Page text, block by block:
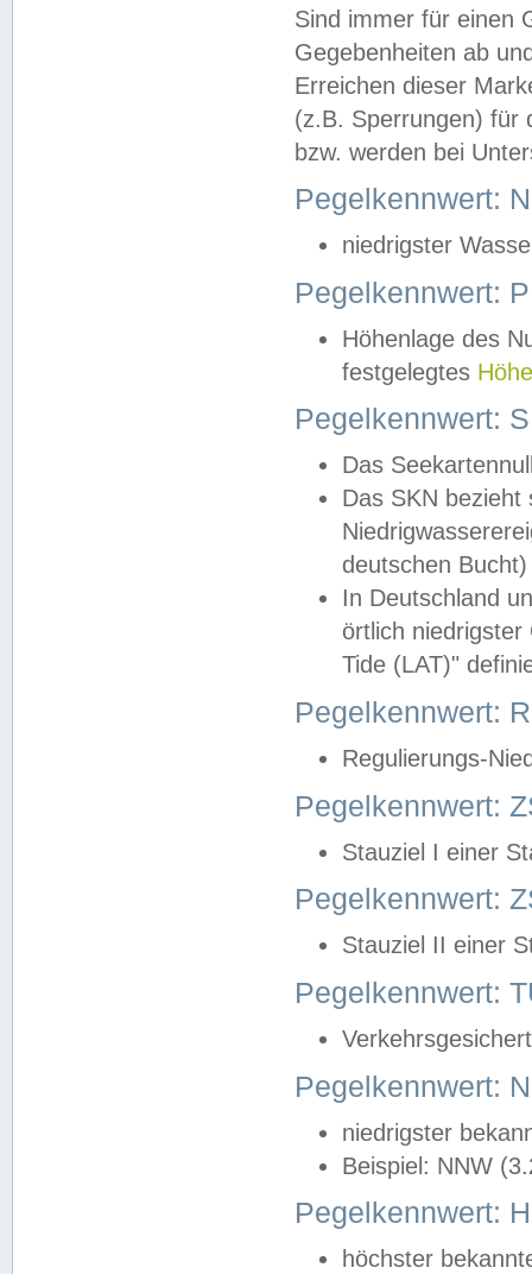
Sind immer für einen
Gegebenheiten ab
Erreichen dieser
(z.B. Sperrungen) für
bzw. werden bei
Pegelkennwert:
niedrigster
Pegelkennwert:
Höhenlage des
festgelegtes
Pegelkennwert:
Das
Das SKN
deutschen
In Deutschland
örtlich
Tide (LAT)"
Pegelkennwert:
Regulierungs-
Pegelkennwert:
Stauziel I einer
Pegelkennwert:
Stauziel II einer
Pegelkennwert:
Pegelkennwert:
niedrigster
Beispiel: NNW
Pegelkennwert:
höchster